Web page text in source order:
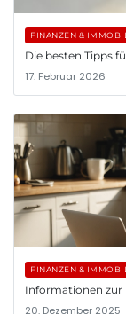
FINANZEN &
Die besten Tipps
17. Februar 2026
FINANZEN &
Informationen zur
20. Dezember 2025